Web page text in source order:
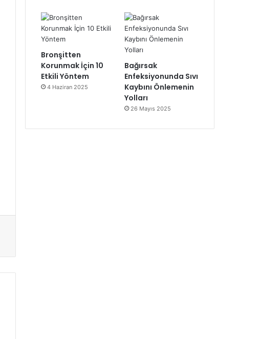
Bronşitten
Korunmak İçin 10
Etkili Yöntem
4 Haziran 2025
Bağırsak
Enfeksiyonunda Sıvı
Kaybını Önlemenin
Yolları
26 Mayıs 2025